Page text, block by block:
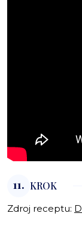
11. KROK
Zdroj receptu: